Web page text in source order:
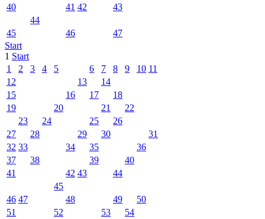
40
41 42
43
44
45
46
47
Start
1 Start
1
2 3 4 5 6 7 8 9 10 11
12
13
14
15
16 17
18
19
20 21
22
23
24 25
26
27
28 29 30
31
32 33 34 35
36
37
38 39
40
41
42 43
44
45
46 47 48 49
50
51
52 53
54